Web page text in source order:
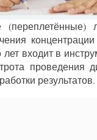
входит в
проведения
результатов.